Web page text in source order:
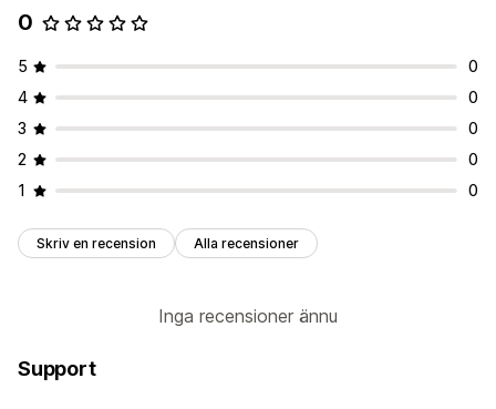
Dataimport och -export
0
5
0
4
0
3
0
2
0
1
0
Skriv en recension Alla recensioner
Inga recensioner ännu
Support